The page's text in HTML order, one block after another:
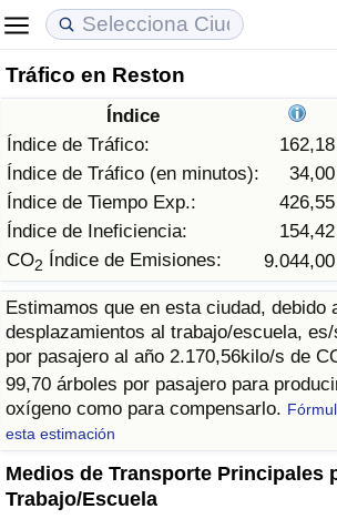
Tráfico en Reston
Índice
Índice de Tráfico:
162,18
Índice de Tráfico (en minutos):
34,00
Índice de Tiempo Exp.:
426,55
Índice de Ineficiencia:
154,42
CO2 Índice de Emisiones: 9.044,00
Estimamos que en esta ciudad, debido
desplazamientos al trabajo/escuela,
por pasajero al año 2.170,56kilo/s de
99,70 árboles por pasajero para
oxígeno como para compensarlo.
esta estimación
Medios de Transporte Principales
Trabajo/Escuela
Coste de vida
Índice de Costo de Vida (Actual)
Índice de Costo de Vida
Índice de costo de vida por país
en aqaba
Precios de las propiedades
Índice de Precios de Inmuebles
Índice de Precios de Inmuebles
Índice de Precios de Inmuebles por
Calidad de Vida
Índice de Calidad de Vida
Índice de Calidad de Vida (Actual)
Índice de calidad de vida por país
Delincuencia
Calificación del Índice de Criminalidad
(Actual)
Índice de criminalidad por país